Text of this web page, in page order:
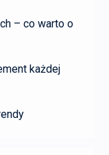
– co warto o
każdej